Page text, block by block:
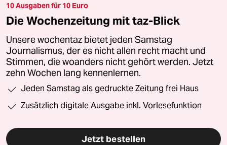
10 Ausgaben für 10 Euro
Die Wochenzeitung mit taz-Blick
Unsere wochentaz bietet jeden Samstag
Journalismus, der es nicht allen recht macht und
Stimmen, die woanders nicht gehört werden. Jetzt
zehn Wochen lang kennenlernen.
Jeden Samstag als gedruckte Zeitung frei Haus
Zusätzlich digitale Ausgabe inkl. Vorlesefunktion
Jetzt bestellen